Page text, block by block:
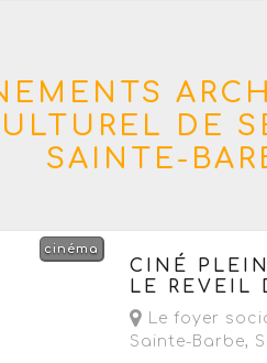
DE
SAINTE-
cinéma
Le mercredi 31
CINÉ
LE REVEIL
Le foyer
Sainte-Barbe,